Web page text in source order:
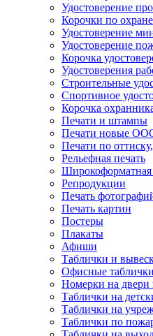
Удостоверение
Корочки по охране
Удостоверение
Удостоверение
Корочка
Удостоверения
Строительные
Спортивное
Корочка
Печати и штампы
Печати новые
Печати по
Рельефная печать
Широкоформатная
Репродукции
Печать
Печать картин
Постеры
Плакаты
Афиши
Таблички и
Офисные
Номерки на двери
Таблички на
Таблички на
Таблички по